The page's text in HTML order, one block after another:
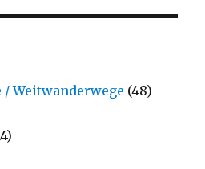
Weitwanderwege (48)